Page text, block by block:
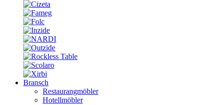
Bransch
Restaurangmöbler
Hotellmöbler